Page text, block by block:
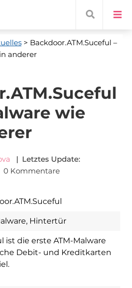
> Backdoor.ATM.Suceful –
anderer
wie
| Letztes Update:
0 Kommentare
Hintertür
ist die erste ATM-Malware
Debit- und Kreditkarten